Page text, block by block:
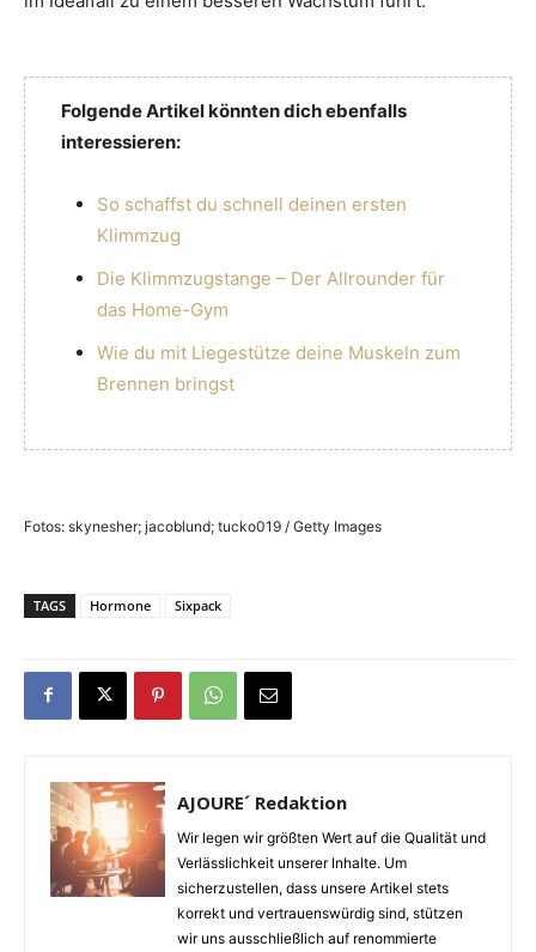
Folgende Artikel könnten dich ebenfalls
interessieren:
So schaffst du schnell deinen ersten
Klimmzug
Die Klimmzugstange – Der Allrounder für
das Home-Gym
Wie du mit Liegestütze deine Muskeln zum
Brennen bringst
Fotos: skynesher; jacoblund; tucko019 / Getty Images
TAGS Hormone Sixpack
AJOURE´ Redaktion
Wir legen wir größten Wert auf die Qualität und
Verlässlichkeit unserer Inhalte. Um
sicherzustellen, dass unsere Artikel stets
korrekt und vertrauenswürdig sind, stützen
wir uns ausschließlich auf renommierte